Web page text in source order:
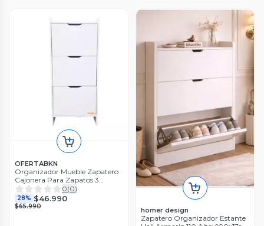
OFERTABKN
Organizador Mueble Zapatero
Cajonera Para Zapatos 3
Niveles
0(0)
28% $46.990
$65.990 homer design
Zapatero Organizador Estante